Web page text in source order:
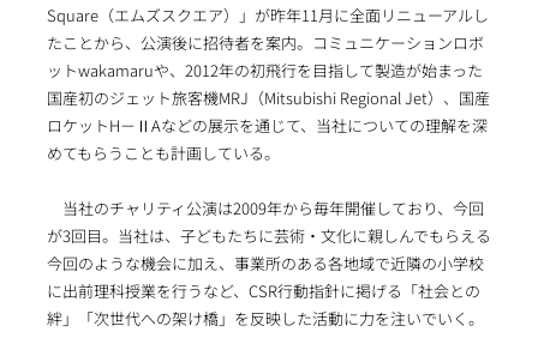
Square（エムズスクエア）」が昨年11月に全面リニューアルし
たことから、公演後に招待者を案内。コミュニケーションロボ
ットwakamaruや、2012年の初飛行を目指して製造が始まった
国産初のジェット旅客機MRJ（Mitsubishi Regional Jet）、国産
ロケットH－ⅡAなどの展示を通じて、当社についての理解を深
めてもらうことも計画している。
当社のチャリティ公演は2009年から毎年開催しており、今回
が3回目。当社は、子どもたちに芸術・文化に親しんでもらえる
今回のような機会に加え、事業所のある各地域で近隣の小学校
に出前理科授業を行うなど、CSR行動指針に掲げる「社会との
絆」「次世代への架け橋」を反映した活動に力を注いでいく。